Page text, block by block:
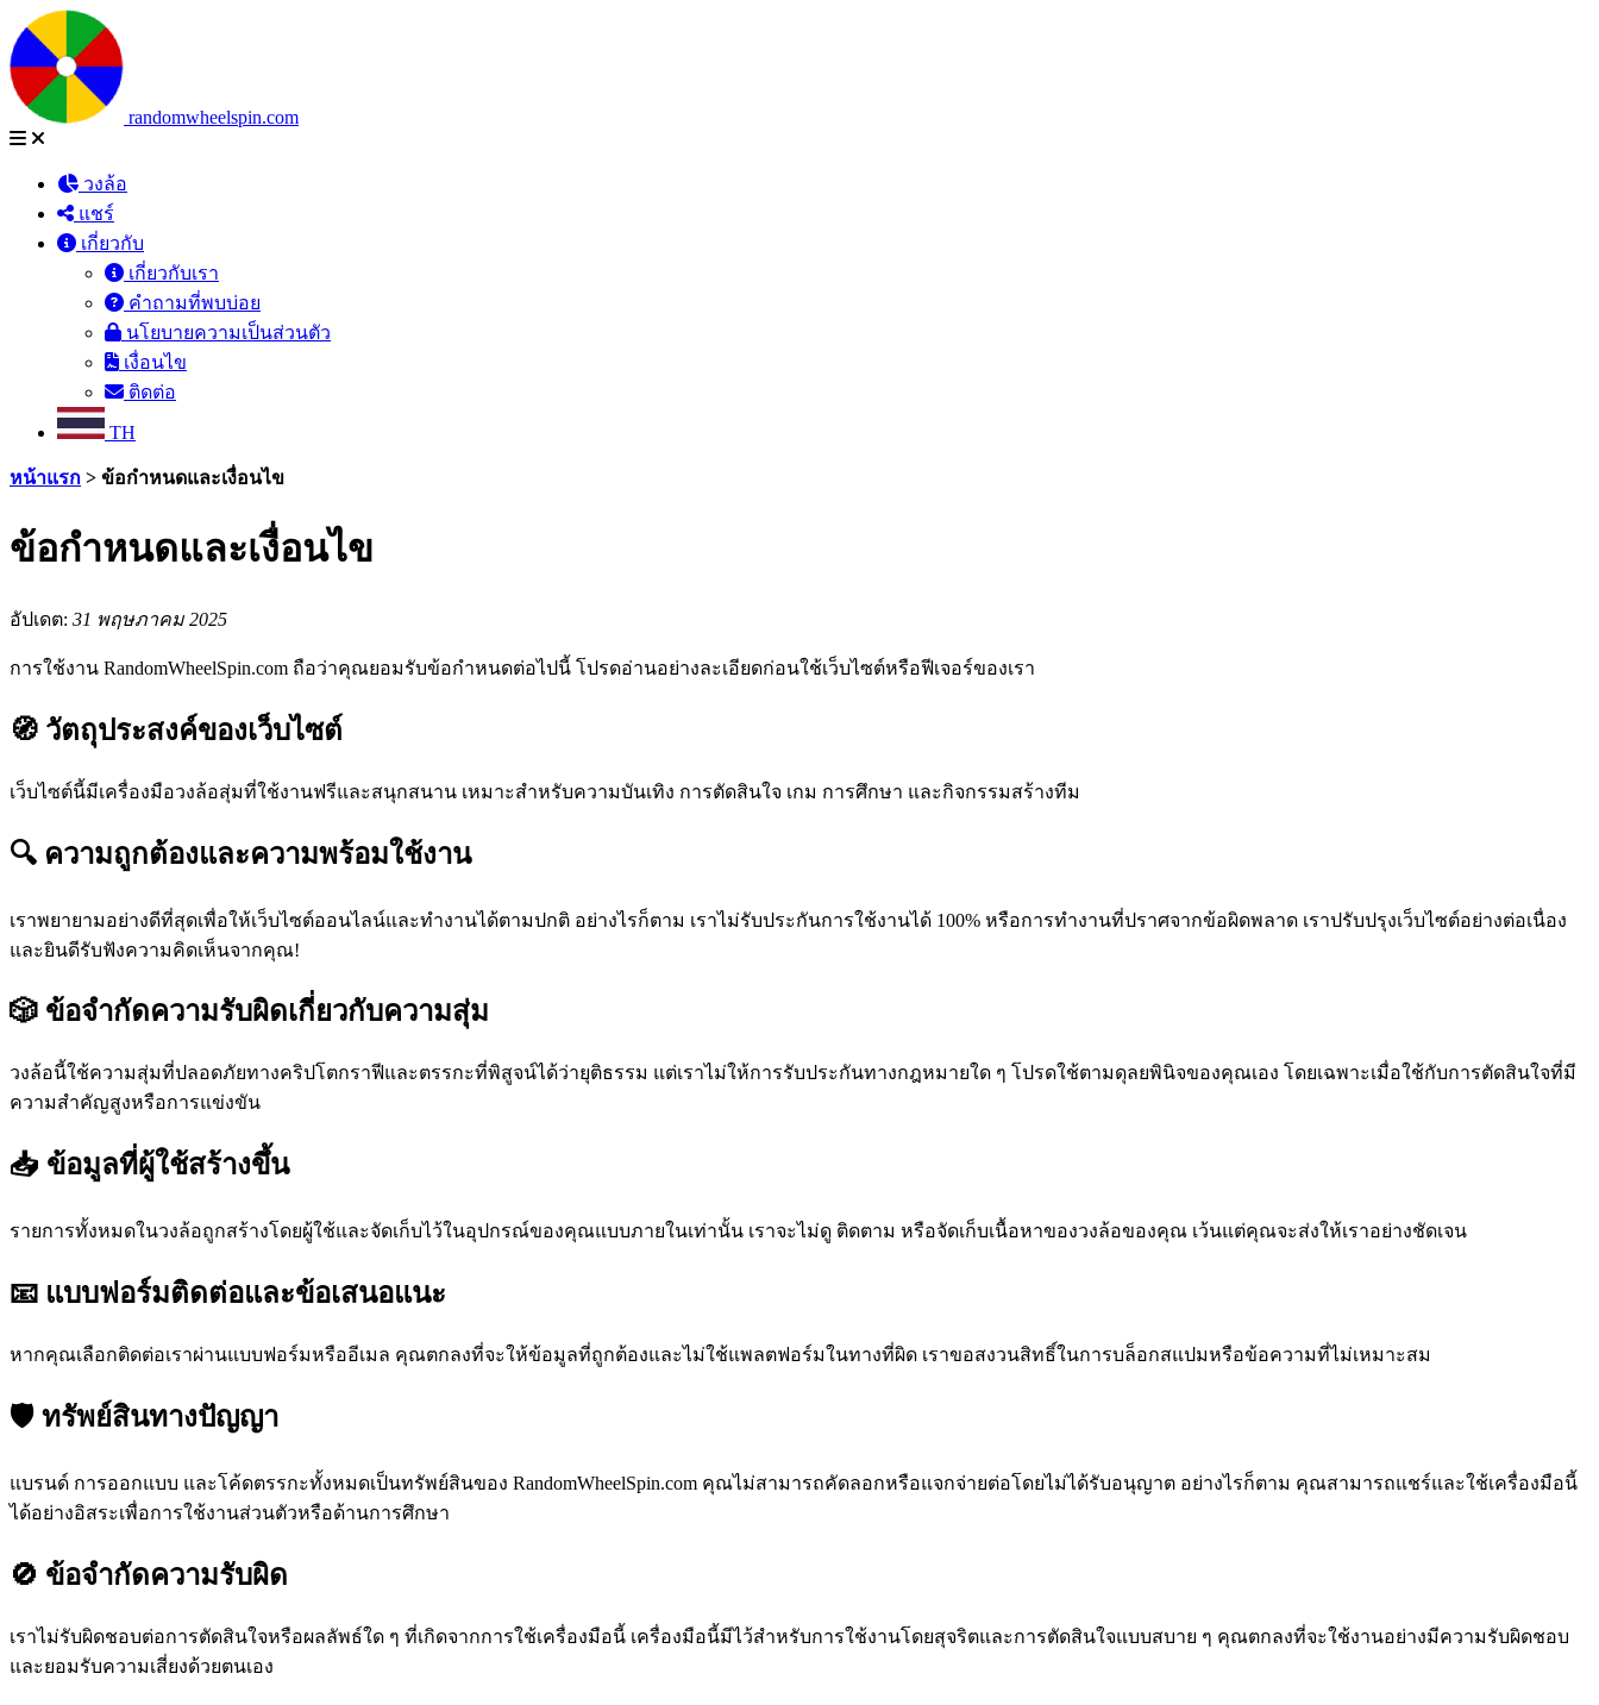
randomwheelspin.com
วงล้อ
แชร์
เกี่ยวกับ
เกี่ยวกับเรา
คำถามที่พบบ่อย
นโยบายความเป็นส่วนตัว
เงื่อนไข
ติดต่อ
TH
หน้าแรก > ข้อกำหนดและเงื่อนไข
ข้อกำหนดและเงื่อนไข
อัปเดต: 31 พฤษภาคม 2025
การใช้งาน RandomWheelSpin.com ถือว่าคุณยอมรับข้อกำหนดต่อไปนี้ โปรดอ่านอย่างละเอียดก่อนใช้เว็บไซต์หรือฟีเจอร์ของเรา
🧭 วัตถุประสงค์ของเว็บไซต์
เว็บไซต์นี้มีเครื่องมือวงล้อสุ่มที่ใช้งานฟรีและสนุกสนาน เหมาะสำหรับความบันเทิง การตัดสินใจ เกม การศึกษา และกิจกรรมสร้างทีม
🔍 ความถูกต้องและความพร้อมใช้งาน
เราพยายามอย่างดีที่สุดเพื่อให้เว็บไซต์ออนไลน์และทำงานได้ตามปกติ อย่างไรก็ตาม เราไม่รับประกันการใช้งานได้ 100% หรือการทำงานที่ปราศจากข้อผิดพลาด เราปรับปรุงเว็บไซต์อย่างต่อเนื่อง
และยินดีรับฟังความคิดเห็นจากคุณ!
🎲 ข้อจำกัดความรับผิดเกี่ยวกับความสุ่ม
วงล้อนี้ใช้ความสุ่มที่ปลอดภัยทางคริปโตกราฟีและตรรกะที่พิสูจน์ได้ว่ายุติธรรม แต่เราไม่ให้การรับประกันทางกฎหมายใด ๆ โปรดใช้ตามดุลยพินิจของคุณเอง โดยเฉพาะเมื่อใช้กับการตัดสินใจที่มี
ความสำคัญสูงหรือการแข่งขัน
📥 ข้อมูลที่ผู้ใช้สร้างขึ้น
รายการทั้งหมดในวงล้อถูกสร้างโดยผู้ใช้และจัดเก็บไว้ในอุปกรณ์ของคุณแบบภายในเท่านั้น เราจะไม่ดู ติดตาม หรือจัดเก็บเนื้อหาของวงล้อของคุณ เว้นแต่คุณจะส่งให้เราอย่างชัดเจน
📧 แบบฟอร์มติดต่อและข้อเสนอแนะ
หากคุณเลือกติดต่อเราผ่านแบบฟอร์มหรืออีเมล คุณตกลงที่จะให้ข้อมูลที่ถูกต้องและไม่ใช้แพลตฟอร์มในทางที่ผิด เราขอสงวนสิทธิ์ในการบล็อกสแปมหรือข้อความที่ไม่เหมาะสม
🛡️ ทรัพย์สินทางปัญญา
แบรนด์ การออกแบบ และโค้ดตรรกะทั้งหมดเป็นทรัพย์สินของ RandomWheelSpin.com คุณไม่สามารถคัดลอกหรือแจกจ่ายต่อโดยไม่ได้รับอนุญาต อย่างไรก็ตาม คุณสามารถแชร์และใช้เครื่องมือนี้
ได้อย่างอิสระเพื่อการใช้งานส่วนตัวหรือด้านการศึกษา
🚫 ข้อจำกัดความรับผิด
เราไม่รับผิดชอบต่อการตัดสินใจหรือผลลัพธ์ใด ๆ ที่เกิดจากการใช้เครื่องมือนี้ เครื่องมือนี้มีไว้สำหรับการใช้งานโดยสุจริตและการตัดสินใจแบบสบาย ๆ คุณตกลงที่จะใช้งานอย่างมีความรับผิดชอบ
และยอมรับความเสี่ยงด้วยตนเอง